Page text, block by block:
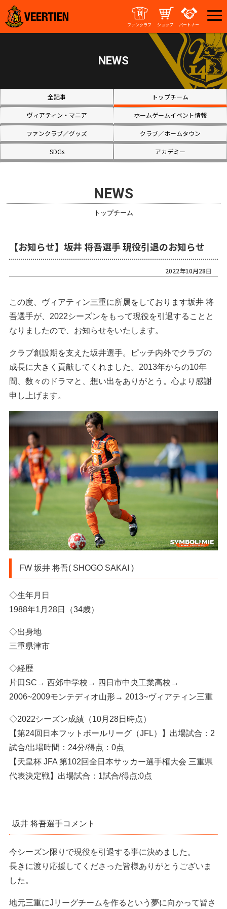
ファンクラブ ショップ パートナー
NEWS
全記事 トップチーム
ヴィアティン・マニア ホームゲームイベント情報
ファンクラブ／グッズ クラブ／ホームタウン
SDGs アカデミー
NEWS
トップチーム
【お知らせ】坂井 将吾選手 現役引退のお知らせ
2022年10月28日
この度、ヴィアティン三重に所属をしております坂井 将
吾選手が、2022シーズンをもって現役を引退することと
なりましたので、お知らせをいたします。
クラブ創設期を支えた坂井選手。ピッチ内外でクラブの
成長に大きく貢献してくれました。2013年からの10年
間、数々のドラマと、想い出をありがとう。心より感謝
申し上げます。
FW 坂井 将吾( SHOGO SAKAI )
◇生年月日
1988年1月28日（34歳）
◇出身地
三重県津市
◇経歴
片田SC→ 西郊中学校→ 四日市中央工業高校→
2006~2009モンテディオ山形→ 2013~ヴィアティン三重
◇2022シーズン成績（10月28日時点）
【第24回日本フットボールリーグ（JFL）】出場試合：2
試合/出場時間：24分/得点：0点
【天皇杯 JFA 第102回全日本サッカー選手権大会 三重県
代表決定戦】出場試合：1試合/得点:0点
坂井 将吾選手コメント
今シーズン限りで現役を引退する事に決めました。
長きに渡り応援してくださった皆様ありがとうございま
した。
地元三重にJリーグチームを作るという夢に向かって皆さ